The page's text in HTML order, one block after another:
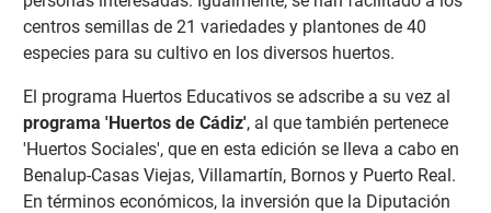
centros semillas de 21 variedades y plantones de 40
especies para su cultivo en los diversos huertos.
El programa Huertos Educativos se adscribe a su vez al
programa 'Huertos de Cádiz', al que también pertenece
'Huertos Sociales', que en esta edición se lleva a cabo en
Benalup-Casas Viejas, Villamartín, Bornos y Puerto Real.
En términos económicos, la inversión que la Diputación